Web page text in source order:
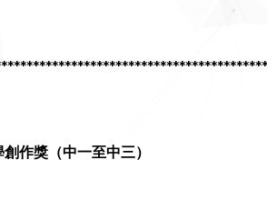
作獎（中一至中三）